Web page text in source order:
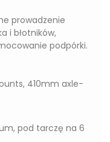
prowadzenie
i błotników,
podpórki.
410mm axle-
pod tarczę na 6